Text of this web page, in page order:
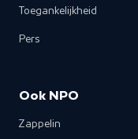
Toegankelijkheid
Pers
Ook NPO
Zappelin